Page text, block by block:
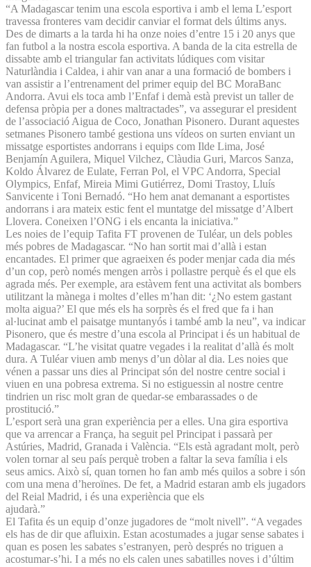
“A Madagascar tenim una escola esportiva i amb el lema L’esport
travessa fronteres vam decidir canviar el format dels últims anys.
Des de dimarts a la tarda hi ha onze noies d’entre 15 i 20 anys que
fan futbol a la nostra escola esportiva. A banda de la cita estrella de
dissabte amb el triangular fan activitats lúdiques com visitar
Naturlàndia i Caldea, i ahir van anar a una formació de bombers i
van assistir a l’entrenament del primer equip del BC MoraBanc
Andorra. Avui els toca amb l’Enfaf i demà està previst un taller de
defensa pròpia per a dones maltractades”, va assegurar el president
de l’associació Aigua de Coco, Jonathan Pisonero. Durant aquestes
setmanes Pisonero també gestiona uns vídeos on surten enviant un
missatge esportistes andorrans i equips com Ilde Lima, José
Benjamín Aguilera, Miquel Vilchez, Clàudia Guri, Marcos Sanza,
Koldo Álvarez de Eulate, Ferran Pol, el VPC Andorra, Special
Olympics, Enfaf, Mireia Mimi Gutiérrez, Domi Trastoy, Lluís
Sanvicente i Toni Bernadó. “Ho hem anat demanant a esportistes
andorrans i ara mateix estic fent el muntatge del missatge d’Albert
Llovera. Coneixen l’ONG i els encanta la iniciativa.”
Les noies de l’equip Tafita FT provenen de Tuléar, un dels pobles
més pobres de Madagascar. “No han sortit mai d’allà i estan
encantades. El primer que agraeixen és poder menjar cada dia més
d’un cop, però només mengen arròs i pollastre perquè és el que els
agrada més. Per exemple, ara estàvem fent una activitat als bombers
utilitzant la mànega i moltes d’elles m’han dit: ‘¿No estem gastant
molta aigua?’ El que més els ha sorprès és el fred que fa i han
al·lucinat amb el paisatge muntanyós i també amb la neu”, va indicar
Pisonero, que és mestre d’una escola al Principat i és un habitual de
Madagascar. “L’he visitat quatre vegades i la realitat d’allà és molt
dura. A Tuléar viuen amb menys d’un dòlar al dia. Les noies que
vénen a passar uns dies al Principat són del nostre centre social i
viuen en una pobresa extrema. Si no estiguessin al nostre centre
tindrien un risc molt gran de quedar-se embarassades o de
prostitució.”
L’esport serà una gran experiència per a elles. Una gira esportiva
que va arrencar a França, ha seguit pel Principat i passarà per
Astúries, Madrid, Granada i València. “Els està agradant molt, però
volen tornar al seu país perquè troben a faltar la seva família i els
seus amics. Això sí, quan tornen ho fan amb més quilos a sobre i són
com una mena d’heroïnes. De fet, a Madrid estaran amb els jugadors
del Reial Madrid, i és una experiència que els
ajudarà.”
El Tafita és un equip d’onze jugadores de “molt nivell”. “A vegades
els has de dir que afluixin. Estan acostumades a jugar sense sabates i
quan es posen les sabates s’estranyen, però després no triguen a
acostumar-s’hi. I a més no els calen unes sabatilles noves i d’últim